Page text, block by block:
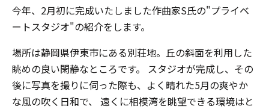
今年、2月初に完成いたしました作曲家S氏の"プライベ
ートスタジオ"の紹介をします。
場所は静岡県伊東市にある別荘地。丘の斜面を利用した
眺めの良い閑静なところです。 スタジオが完成し、その
後に写真を撮りに伺った際も、よく晴れた5月の爽やか
な風の吹く日和で、 遠くに相模湾を眺望できる環境はと